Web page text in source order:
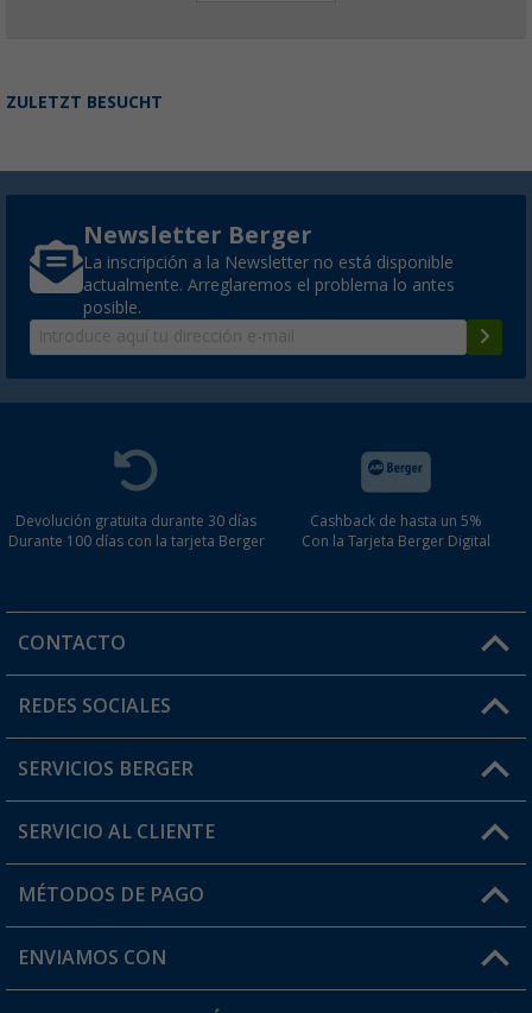
ZULETZT BESUCHT
Newsletter Berger
La inscripción a la Newsletter no está disponible
actualmente. Arreglaremos el problema lo antes
posible.
Devolución gratuita durante 30 días
Durante 100 días con la tarjeta Berger
Cashback de hasta un 5%
Con la Tarjeta Berger Digital
CONTACTO
Horario de atención al cliente:
¿Tienes alguna duda?
REDES SOCIALES
SERVICIOS BERGER
Conviértete en distribuidor
Mi cuenta
Tarjeta Berger Digital
SERVICIO AL CLIENTE
FAQ y Contacto
Información de envío
MÉTODOS DE PAGO
ENVIAMOS CON